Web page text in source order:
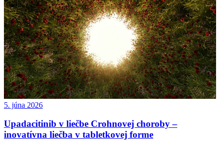
5. júna 2026
Upadacitinib v liečbe Crohnovej choroby –
inovatívna liečba v tabletkovej forme